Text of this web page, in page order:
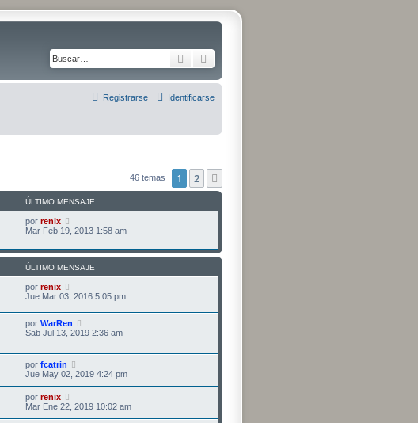
Buscar
Identificarse
Registrarse
46 temas 1 2
ÚLTIMO MENSAJE
por renix
Mar Feb 19, 2013 1:58 am
ÚLTIMO MENSAJE
por renix
Jue Mar 03, 2016 5:05 pm
por WarRen
Sab Jul 13, 2019 2:36 am
por fcatrin
Jue May 02, 2019 4:24 pm
por renix
Mar Ene 22, 2019 10:02 am